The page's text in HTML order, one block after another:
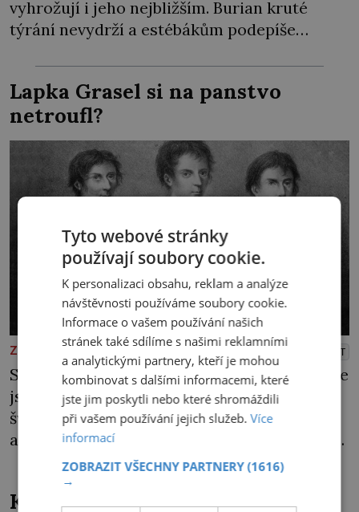
vyhrožují i jeho nejbližším. Burian kruté
týrání nevydrží a estébákům podepíše
jim potvrdí také to, že na něj během výslechů
nikdo nevyvíjel fyzický ani psychický nátlak.
Syn brněnského řezníka chce být knězem a
[…]
Lapka Grasel si na panstvo
netroufl?
ZAJÍMAVOSTI PŘEHRÁT
Strhne ji z postele, sváže ji a krutě zbije. „Kde
jsou peníze?“ naléhá Grasel na starou
švadlenku. Když mu to neprozradí – ostatně
ani nemůže, protože žádné nemá, spokojí se
lupič s několika měďáky a štůčky látky.
Zraněná žena pár dní nato umírá. Je to muž
nebývale krutý. Jeho činy budí hrůzu ještě
Kde se v čínské poušti vzali
Tyto webové stránky
používají soubory cookie.
K personalizaci obsahu, reklam a analýze
návštěvnosti používáme soubory cookie.
Informace o vašem používání našich
stránek také sdílíme s našimi reklamními
a analytickými partnery, kteří je mohou
kombinovat s dalšími informacemi, které
jste jim poskytli nebo které shromáždili
při vašem používání jejich služeb.Více
informací
ZOBRAZIT VŠECHNY PARTNERY(1616)
→